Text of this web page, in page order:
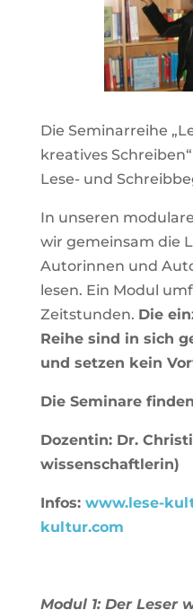
Die Semi­nar­reihe
krea­tives
Lese- und
In unseren
wir gemeinsam die
Autorinnen und
lesen. Ein Modul
Zeit­stunden. Die
Reihe sind in sich
und setzen kein
Die Semi­nare
Dozentin: Dr.
wis­sen­schaft­lerin)
Infos: www.lese-
kultur.com
Modul 1: Der Leser